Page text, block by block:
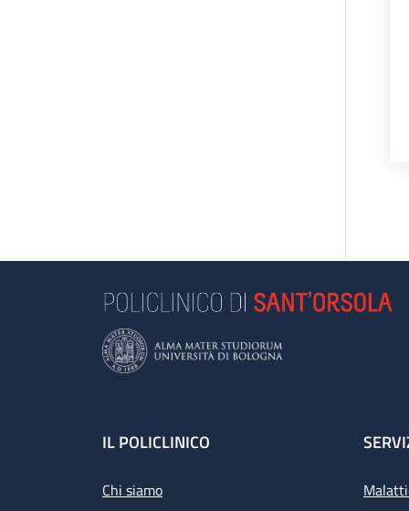
Footer
IL POLICLINICO
Chi siamo